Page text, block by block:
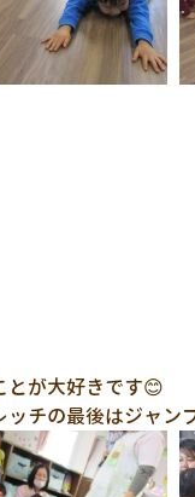
とが大好きです😊
チの最後はジャン